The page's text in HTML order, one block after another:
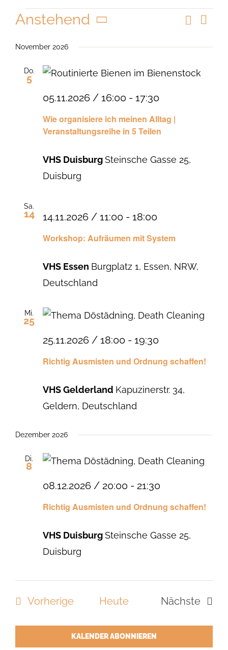
Veranstaltungen
Suche
Suche
Liste
Anstehend
wählen.
November 2026
Do.
5
Wie organisiere ich meinen Alltag |
Veranstaltungsreihe in 5 Teilen
05.11.2026 / 16:00 - 17:30
VHS DuisburgSteinsche Gasse 25,
Duisburg
Sa.
14
Workshop: Aufräumen mit System
14.11.2026 / 11:00 - 18:00
VHS Essen Burgplatz 1, Essen, NRW,
Deutschland
Mi.
25
Richtig Ausmisten und Ordnung schaffen!
25.11.2026 / 18:00 - 19:30
VHS Gelderland Kapuzinerstr. 34,
Geldern, Deutschland
Dezember 2026
Di.
8
Richtig Ausmisten und Ordnung schaffen!
08.12.2026 / 20:00 - 21:30
VHS DuisburgSteinsche Gasse 25,
Duisburg
VorherigeVeranstaltungen
Heute
Nächste
KALENDER ABONNIEREN